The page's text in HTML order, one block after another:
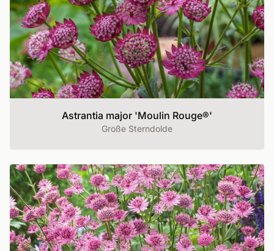
Astrantia major 'Moulin Rouge®'
Große Sterndolde